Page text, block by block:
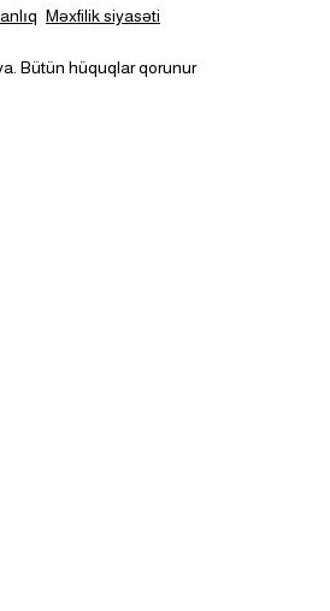
Məxfilik siyasəti
Bütün hüquqlar qorunur